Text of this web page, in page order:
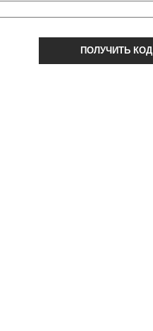
ПОЛУЧИТЬ КОД